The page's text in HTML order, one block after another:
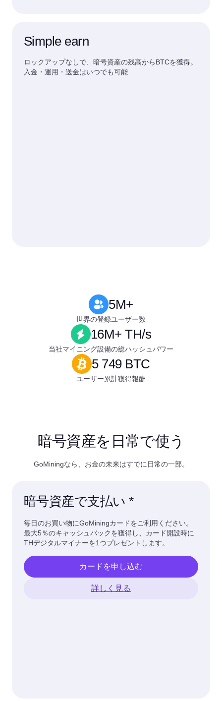
Simple earn
ロックアップなしで、暗号資産の残高からBTCを獲得。
入金・運用・送金はいつでも可能
5M+
世界の登録ユーザー数
16M+ TH/s
当社マイニング設備の総ハッシュパワー
5 749 BTC
ユーザー累計獲得報酬
暗号資産を日常で使う
GoMiningなら、お金の未来はすでに日常の一部。
暗号資産で支払い *
毎日のお買い物にGoMiningカードをご利用ください。
最大5％のキャッシュバックを獲得し、カード開設時に
THデジタルマイナーを1つプレゼントします。
カードを申し込む
詳しく見る